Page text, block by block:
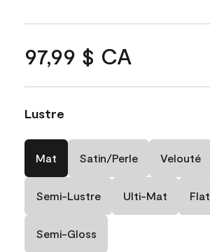
97,99 $ CA
Lustre
Mat Satin/Perle Velouté
Semi-Lustre Ulti-Mat Flat
Semi-Gloss